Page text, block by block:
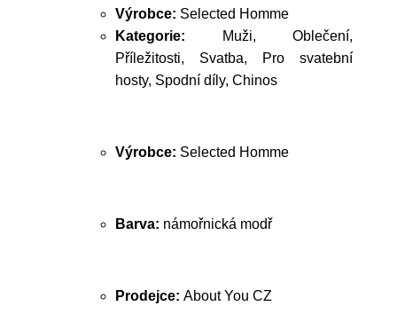
Výrobce: Selected Homme
Kategorie: Muži, Oblečení,
Příležitosti, Svatba, Pro svatební
hosty, Spodní díly, Chinos
Výrobce: Selected Homme
Barva: námořnická modř
Prodejce: About You CZ